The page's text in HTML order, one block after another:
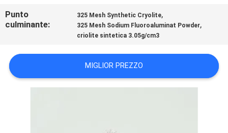
CHIEDI UN
PREVENTIVO
Punto
culminante:
325 Mesh Synthetic Cryolite,
325 Mesh Sodium Fluoroaluminat Powder,
criolite sintetica 3.05g/cm3
MIGLIOR PREZZO